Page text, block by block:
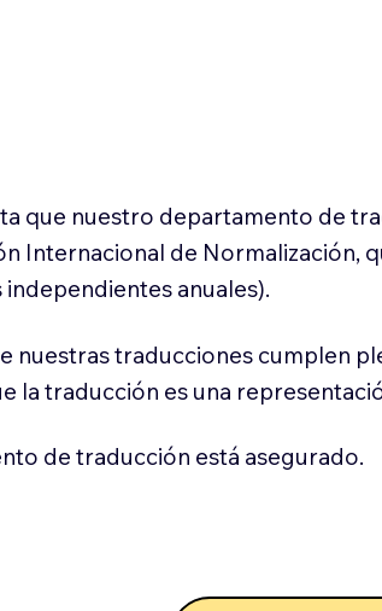
que nuestro departamento de
Internacional de Normalización,
anuales).
nuestras traducciones cumplen
la traducción es una
de traducción está asegurado.